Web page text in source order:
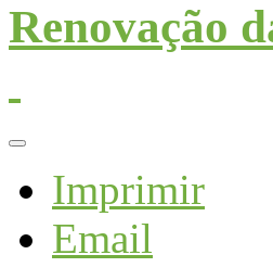
Renovação
Imprimir
Email